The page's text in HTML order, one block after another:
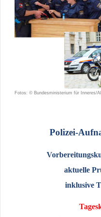
Fotos: © Bundesministerium für Inneres/
Polizei-
aktuelle
inklusive